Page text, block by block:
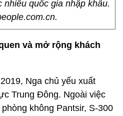
quốc gia nhập khẩu.
và mở rộng khách
Nga chủ yếu xuất
Trung Đông. Ngoài việc
không Pantsir, S-300